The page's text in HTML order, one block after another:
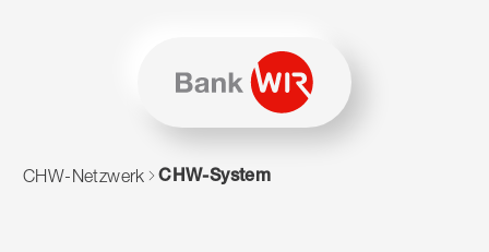
Zum Navigieren dieser Seite wird JavaScript benötigt.
CHW-Netzwerk CHW-System